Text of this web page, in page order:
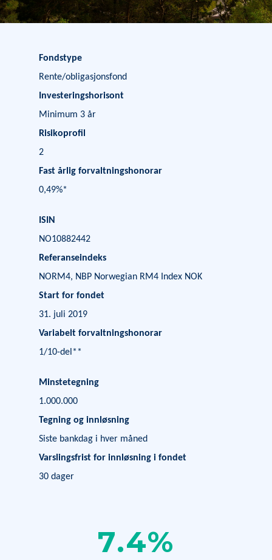
Fondstype
Rente/obligasjonsfond
Investeringshorisont
Minimum 3 år
Risikoprofil
2
Fast årlig forvaltningshonorar
0,49%*
ISIN
NO10882442
Referanseindeks
NORM4, NBP Norwegian RM4 Index NOK
Start for fondet
31. juli 2019
Variabelt forvaltningshonorar
1/10-del **
Minstetegning
1.000.000
Tegning og innløsning
Siste bankdag i hver måned
Varslingsfrist for innløsning i fondet
30 dager
7.4%